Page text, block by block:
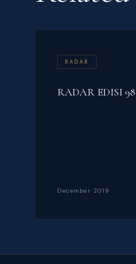
RADAR
RADAR EDISI 98
December 2019